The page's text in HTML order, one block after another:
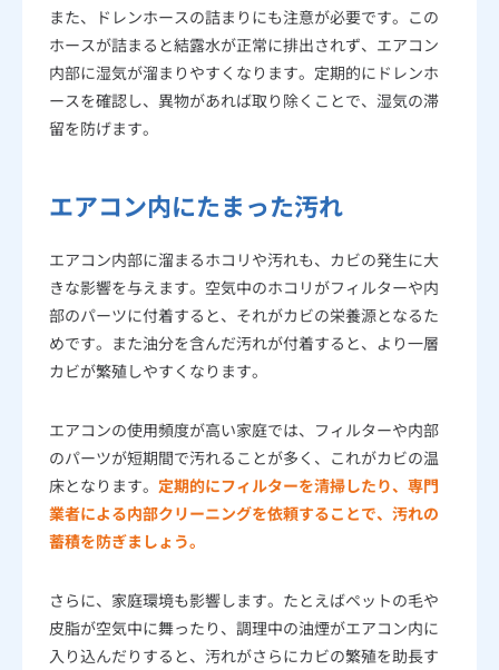
また、ドレンホースの詰まりにも注意が必要です。この
ホースが詰まると結露水が正常に排出されず、エアコン
内部に湿気が溜まりやすくなります。定期的にドレンホ
ースを確認し、異物があれば取り除くことで、湿気の滞
留を防げます。
エアコン内にたまった汚れ
エアコン内部に溜まるホコリや汚れも、カビの発生に大
きな影響を与えます。空気中のホコリがフィルターや内
部のパーツに付着すると、それがカビの栄養源となるた
めです。また油分を含んだ汚れが付着すると、より一層
カビが繁殖しやすくなります。
エアコンの使用頻度が高い家庭では、フィルターや内部
のパーツが短期間で汚れることが多く、これがカビの温
床となります。 定期的にフィルターを清掃したり、専門
業者による内部クリーニングを依頼することで、汚れの
蓄積を防ぎましょう。
さらに、家庭環境も影響します。たとえばペットの毛や
皮脂が空気中に舞ったり、調理中の油煙がエアコン内に
入り込んだりすると、汚れがさらにカビの繁殖を助長す